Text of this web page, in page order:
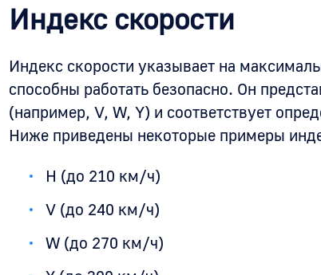
Индекс скорости
Индекс скорости указывает на
способны работать безопасно. Он
(например, V, W, Y) и соответствует
Ниже приведены некоторые примеры
H (до 210 км/ч)
V (до 240 км/ч)
W (до 270 км/ч)